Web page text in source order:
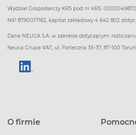
Wydział Gospodarczy KRS pod nr KRS:
NIP 8790017162, kapitał zakładowy 4 642 802
Dane NEUCA S.A. w zakresie dotyczącym:
Neuca Grupa VAT, ul. Forteczna 35-37, 87-100
O firmie